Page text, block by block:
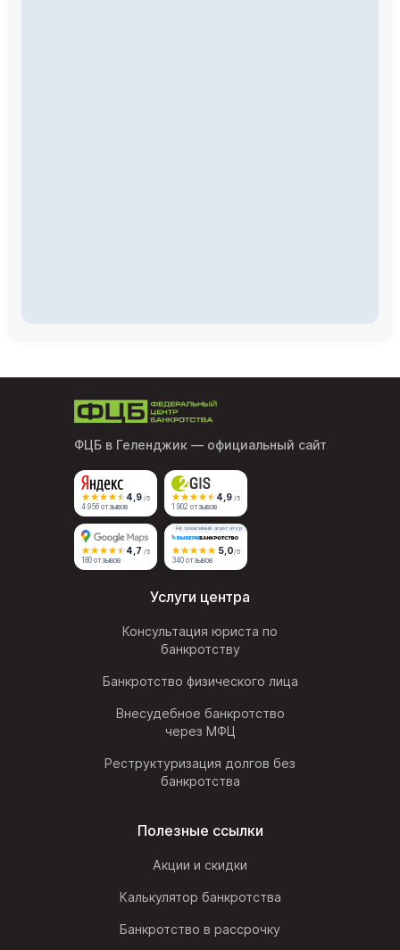
ФЦБ в Геленджик— официальный сайт
4,9 /5
4 956 отзывов
4,9 /5
1 902 отзывов
4,7 /5
180 отзывов
Независимый агрегатор
5,0/5
340 отзывов
Услуги центра
Консультация юриста по
банкротству
Банкротство физического лица
Внесудебное банкротство
через МФЦ
Реструктуризация долгов без
банкротства
Полезные ссылки
Акции и скидки
Калькулятор банкротства
Банкротство в рассрочку